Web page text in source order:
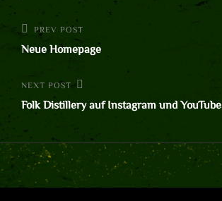
Post
navigation
Previous
Post
PREV POST
Neue Homepage
Next
Post
NEXT POST
Folk Distillery auf Instagram und YouTube